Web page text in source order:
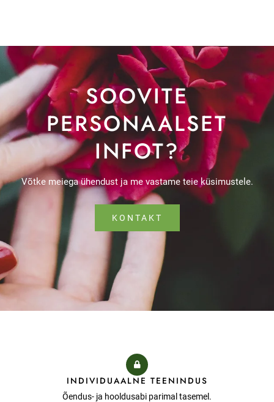
SOOVITE
PERSONAALSET
INFOT?
Võtke meiega ühendust ja me vastame teie küsimustele.
KONTAKT
INDIVIDUAALNE TEENINDUS
Õendus- ja hooldusabi parimal tasemel.